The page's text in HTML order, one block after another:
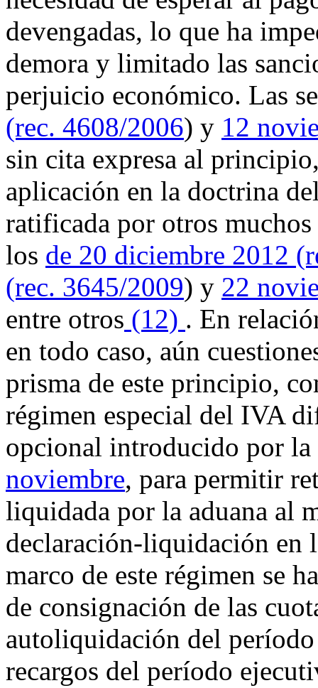
devengadas, lo que ha
demora y limitado las
perjuicio económico. Las
(rec. 4608/2006) y 12
sin cita expresa al
aplicación en la doctrina
ratificada por otros
los de 20 diciembre 2012
(rec. 3645/2009) y 22
entre otros (12) . En
en todo caso, aún
prisma de este principio,
régimen especial del IVA
opcional introducido por la
noviembre, para permitir
liquidada por la aduana al
declaración-liquidación en
marco de este régimen se
de consignación de las
autoliquidación del
recargos del período